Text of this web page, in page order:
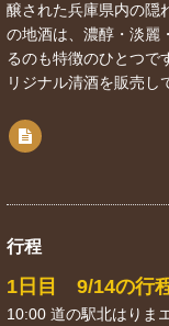
醸された兵庫県内の隠
の地酒は、濃醇・淡麗
るのも特徴のひとつで
リジナル清酒を販売し
行程
1日目 9/14の行
10:00 道の駅北はりま